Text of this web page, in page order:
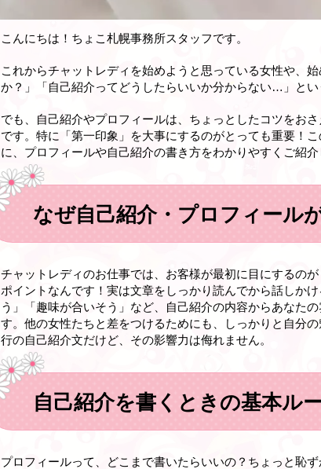
こんにちは！ちょこ札幌事務所スタッフです。
これからチャットレディを始めようと思っている女性や、
か？」「自己紹介ってどうしたらいいか分からない…」と
でも、自己紹介やプロフィールは、ちょっとしたコツをお
です。特に「第一印象」を大事にするのがとっても重要！
に、プロフィールや自己紹介の書き方をわかりやすくご紹介
なぜ自己紹介・プロフィール
チャットレディのお仕事では、お客様が最初に目にするの
ポイントなんです！実は文章をしっかり読んでから話しか
う」「趣味が合いそう」など、自己紹介の内容からあなた
す。他の女性たちと差をつけるためにも、しっかりと自分
行の自己紹介文だけど、その影響力は侮れません。
自己紹介を書くときの基本ル
プロフィールって、どこまで書いたらいいの？ちょっと恥